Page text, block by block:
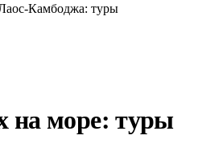
Камбоджа: туры
на море: туры